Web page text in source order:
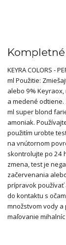
KEYRA COLORS -
ml Použitie:
alebo 9%
a medené
ml super blond
amoniak.
použitím urobte
na vnútornom
skontrolujte po 24
zmena, test je
začervenania
prípravok používať
do kontaktu s
množstvom vody
maľovanie